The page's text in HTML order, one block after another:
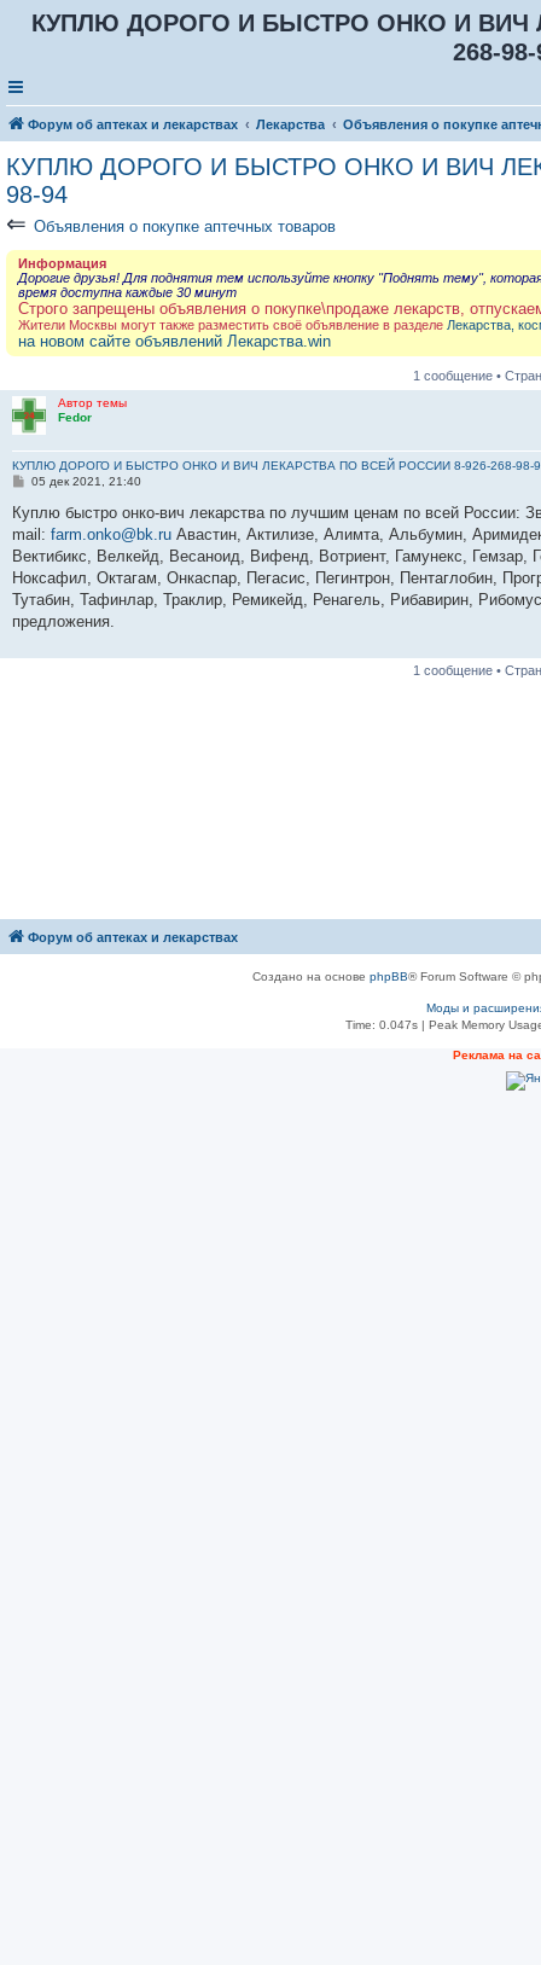
КУПЛЮ ДОРОГО И БЫСТРО ОНКО И ВИЧ
268-98-
Форум об аптеках и лекарствах Лекарства Объявления о покупке
КУПЛЮ ДОРОГО И БЫСТРО ОНКО И ВИЧ
98-94
⇐ Объявления о покупке аптечных товаров
Информация
Дорогие друзья! Для поднятия тем используйте кнопку "Поднять тему",
время доступна каждые 30 минут
Строго запрещены объявления о покупке\продаже лекарств,
Жители Москвы могут также разместить своё объявление в разделе Лекарства,
на новом сайте объявлений Лекарства.win
1 сообщение •
Автор темы
Fedor
КУПЛЮ ДОРОГО И БЫСТРО ОНКО И ВИЧ ЛЕКАРСТВА ПО ВСЕЙ РОССИИ 8-926-268-98-
С
о
б
щ
е
и
е
05 дек 2021, 21:40
Куплю быстро онко-вич лекарства по лучшим ценам по всей России:
mail: ‪‪ farm.onko@bk.ru Авастин, Актилизе, Алимта, Альбумин,
Вектибикс, Велкейд, Весаноид, Вифенд, Вотриент, Гамунекс, Гемзар,
Ноксафил, Октагам, Онкаспар, Пегасис, Пегинтрон, Пентаглобин,
Тутабин, Тафинлар, Траклир, Ремикейд, Ренагель, Рибавирин,
предложения.
1 сообщение •
Форум об аптеках и лекарствах
Создано на основе phpBB® Forum Software ©
Моды и
Time: 0.047s| Peak Memory
Рeклама на